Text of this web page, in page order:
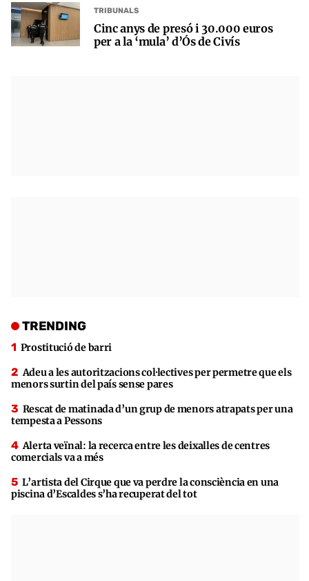
TRIBUNALS
Cinc anys de presó i 30.000 euros
per a la ‘mula’ d’Ós de Civís
TRENDING
Prostitució de barri
Adeu a les autoritzacions col·lectives per permetre que els
menors surtin del país sense pares
Rescat de matinada d’un grup de menors atrapats per una
tempesta a Pessons
Alerta veïnal: la recerca entre les deixalles de centres
comercials va a més
L’artista del Cirque que va perdre la consciència en una
piscina d’Escaldes s’ha recuperat del tot